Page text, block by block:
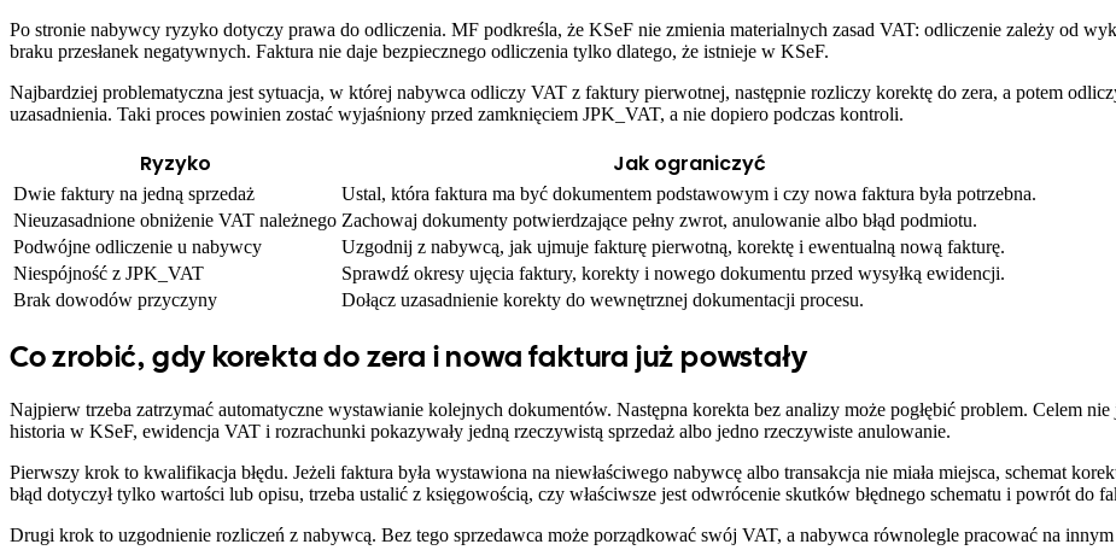
Po stronie nabywcy ryzyko dotyczy prawa do odliczenia. MF podkreśla, że KSeF nie zmienia materialnych zasad VAT: odliczenie zależy od
braku przesłanek negatywnych. Faktura nie daje bezpiecznego odliczenia tylko dlatego, że istnieje w KSeF.
Najbardziej problematyczna jest sytuacja, w której nabywca odliczy VAT z faktury pierwotnej, następnie rozliczy korektę do zera, a potem
uzasadnienia. Taki proces powinien zostać wyjaśniony przed zamknięciem JPK_VAT, a nie dopiero podczas kontroli.
Ryzyko Jak ograniczyć
Dwie faktury na jedną sprzedaż
Ustal, która faktura ma być dokumentem podstawowym i czy nowa faktura była potrzebna.
Nieuzasadnione obniżenie VAT należnego Zachowaj dokumenty potwierdzające pełny zwrot, anulowanie albo błąd podmiotu.
Podwójne odliczenie u nabywcy
Uzgodnij z nabywcą, jak ujmuje fakturę pierwotną, korektę i ewentualną nową fakturę.
Niespójność z JPK_VAT
Sprawdź okresy ujęcia faktury, korekty i nowego dokumentu przed wysyłką ewidencji.
Brak dowodów przyczyny
Dołącz uzasadnienie korekty do wewnętrznej dokumentacji procesu.
Co zrobić, gdy korekta do zera i nowa faktura już powstały
Najpierw trzeba zatrzymać automatyczne wystawianie kolejnych dokumentów. Następna korekta bez analizy może pogłębić problem. Celem
historia w KSeF, ewidencja VAT i rozrachunki pokazywały jedną rzeczywistą sprzedaż albo jedno rzeczywiste anulowanie.
Pierwszy krok to kwalifikacja błędu. Jeżeli faktura była wystawiona na niewłaściwego nabywcę albo transakcja nie miała miejsca, schemat
błąd dotyczył tylko wartości lub opisu, trzeba ustalić z księgowością, czy właściwsze jest odwrócenie skutków błędnego schematu i powrót do
Drugi krok to uzgodnienie rozliczeń z nabywcą. Bez tego sprzedawca może porządkować swój VAT, a nabywca równolegle pracować na